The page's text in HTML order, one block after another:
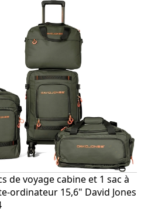
de voyage cabine et 1 sac à
ordinateur 15,6" David Jones